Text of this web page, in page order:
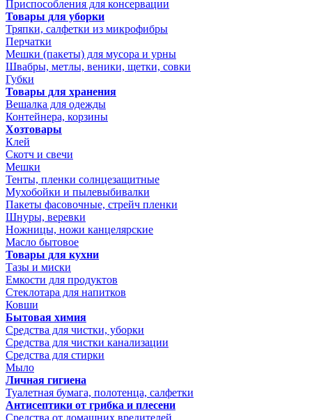
Приспособления для консервации
Товары для уборки
Тряпки, салфетки из микрофибры
Перчатки
Мешки (пакеты) для мусора и урны
Швабры, метлы, веники, щетки, совки
Губки
Товары для хранения
Вешалка для одежды
Контейнера, корзины
Хозтовары
Клей
Скотч и свечи
Мешки
Тенты, пленки солнцезащитные
Мухобойки и пылевыбивалки
Пакеты фасовочные, стрейч пленки
Шнуры, веревки
Ножницы, ножи канцелярские
Масло бытовое
Товары для кухни
Тазы и миски
Емкости для продуктов
Стеклотара для напитков
Ковши
Бытовая химия
Средства для чистки, уборки
Средства для чистки канализации
Средства для стирки
Мыло
Личная гигиена
Туалетная бумага, полотенца, салфетки
Антисептики от грибка и плесени
Средства от домашних вредителей